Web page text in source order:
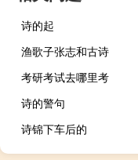
诗的起
渔歌子张志和古诗
考研考试去哪里考
诗的警句
诗锦下车后的